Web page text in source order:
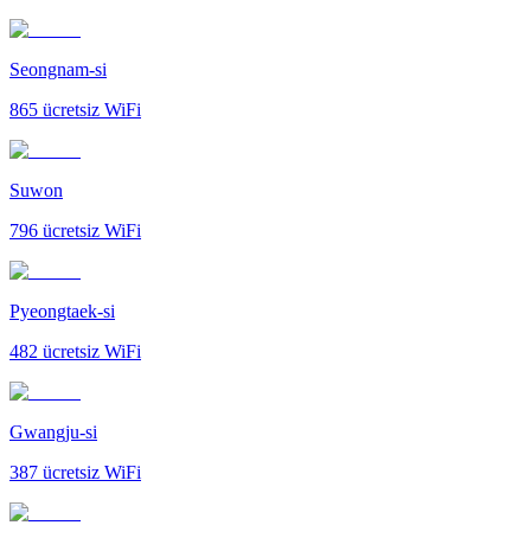
Seongnam-si
865 ücretsiz WiFi
Suwon
796 ücretsiz WiFi
Pyeongtaek-si
482 ücretsiz WiFi
Gwangju-si
387 ücretsiz WiFi